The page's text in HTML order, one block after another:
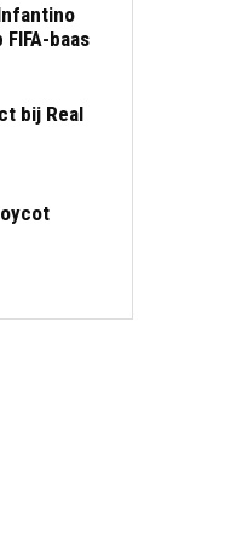
baas
bij Real